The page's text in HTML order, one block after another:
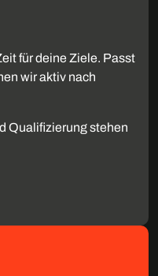
für deine Ziele. Passt
wir aktiv nach
Qualifizierung stehen